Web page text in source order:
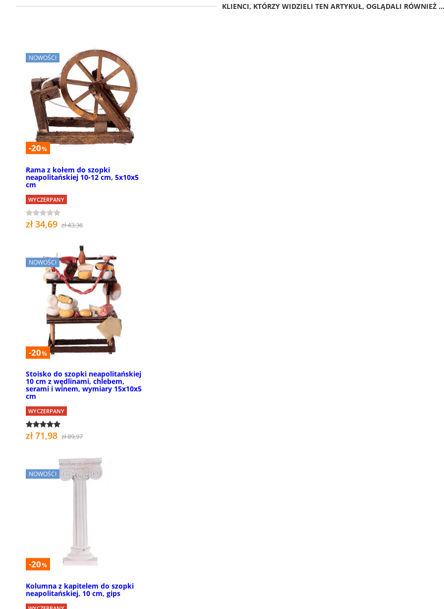
KLIENCI, KTÓRZY WIDZIELI TEN ARTYKUŁ, OGLĄDALI RÓWNIEŻ ...
NOWOŚCI
-20%
Rama z kołem do szopki
neapolitańskiej 10-12 cm, 5x10x5
cm
WYCZERPANY
zł 34,69 zł 43,36
NOWOŚCI
-20%
Stoisko do szopki neapolitańskiej
10 cm z wędlinami, chlebem,
serami i winem, wymiary 15x10x5
cm
WYCZERPANY
zł 71,98 zł 89,97
NOWOŚCI
-20%
Kolumna z kapitelem do szopki
neapolitańskiej, 10 cm, gips